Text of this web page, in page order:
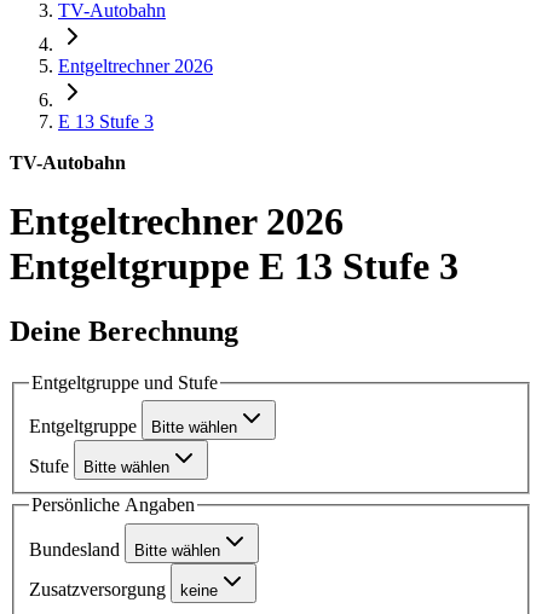
TV-Autobahn
Entgeltrechner 2026
E 13 Stufe 3
TV-Autobahn
Entgeltrechner 2026
Entgeltgruppe E 13 Stufe 3
Deine Berechnung
Entgeltgruppe und Stufe
Entgeltgruppe Bitte wählen
Stufe Bitte wählen
Persönliche Angaben
Bundesland Bitte wählen
Zusatzversorgung keine